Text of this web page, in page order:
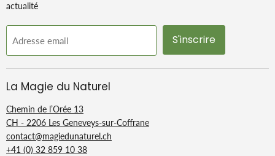
actualité
Adresse email S'inscrire
La Magie du Naturel
Chemin de l’Orée 13
CH - 2206 Les Geneveys-sur-Coffrane
contact@magiedunaturel.ch
+41 (0) 32 859 10 38